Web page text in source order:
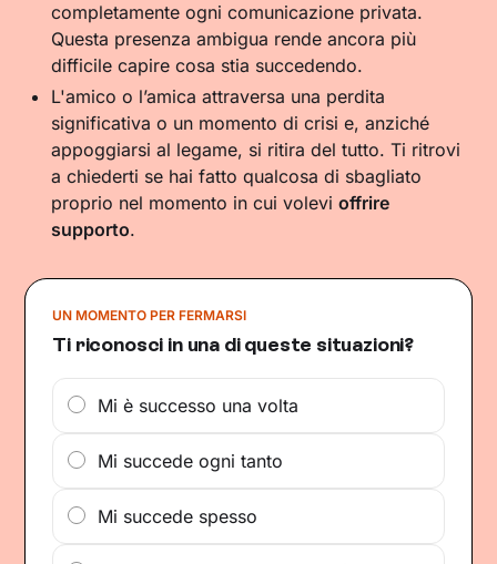
completamente ogni comunicazione privata.
Questa presenza ambigua rende ancora più
difficile capire cosa stia succedendo.
L'amico o l’amica attraversa una perdita
significativa o un momento di crisi e, anziché
appoggiarsi al legame, si ritira del tutto. Ti ritrovi
a chiederti se hai fatto qualcosa di sbagliato
proprio nel momento in cui volevioffrire
supporto.
UN MOMENTO PER FERMARSI
Ti riconosci in una di queste situazioni?
Mi è successo una volta
Mi succede ogni tanto
Mi succede spesso